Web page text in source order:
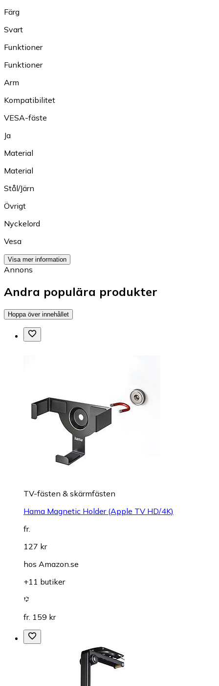
Färg
Svart
Funktioner
Funktioner
Arm
Kompatibilitet
VESA-fäste
Ja
Material
Material
Stål/Järn
Övrigt
Nyckelord
Vesa
Visa mer information
Annons
Andra populära produkter
Hoppa över innehållet
TV-fästen & skärmfästen
Hama Magnetic Holder (Apple TV HD/4K)
fr.
127 kr
hos Amazon.se
+11 butiker
fr. 159 kr